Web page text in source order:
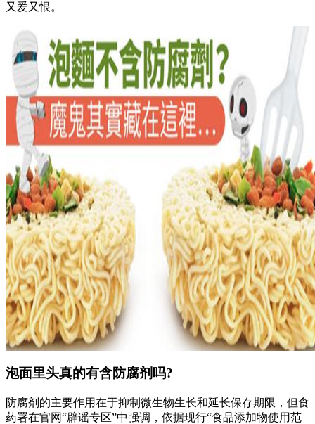
又爱又恨。
泡面里头真的有含防腐剂吗?
防腐剂的主要作用在于抑制微生物生长和延长保存期限，但食
药署在官网“辟谣专区”中强调，依据现行“食品添加物使用范